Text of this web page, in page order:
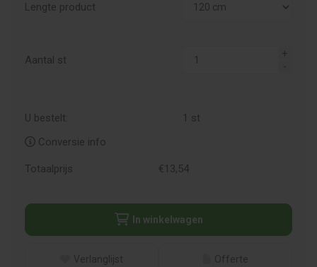
Lengte product
Aantal st
U bestelt: 1 st
Conversie info
Totaalprijs €13,54
In winkelwagen
Verlanglijst Offerte